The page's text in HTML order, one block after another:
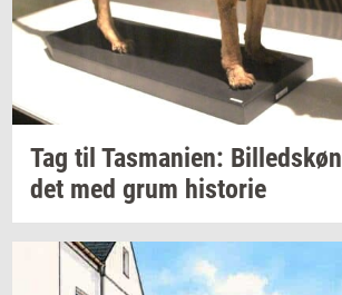
Tag til Tas­ma­ni­en: Bil­leds­køn
det med grum hi­sto­rie